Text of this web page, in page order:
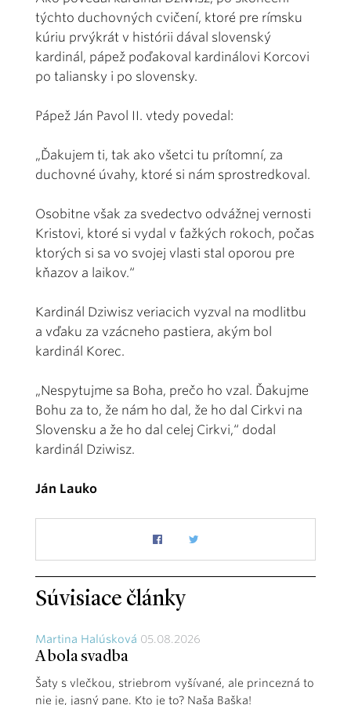
týchto duchovných cvičení, ktoré pre rímsku
kúriu prvýkrát v histórii dával slovenský
kardinál, pápež poďakoval kardinálovi Korcovi
po taliansky i po slovensky.
Pápež Ján Pavol II. vtedy povedal:
„Ďakujem ti, tak ako všetci tu prítomní, za
duchovné úvahy, ktoré si nám sprostredkoval.
Osobitne však za svedectvo odvážnej vernosti
Kristovi, ktoré si vydal v ťažkých rokoch, počas
ktorých si sa vo svojej vlasti stal oporou pre
kňazov a laikov.“
Kardinál Dziwisz veriacich vyzval na modlitbu
a vďaku za vzácneho pastiera, akým bol
kardinál Korec.
„Nespytujme sa Boha, prečo ho vzal. Ďakujme
Bohu za to, že nám ho dal, že ho dal Cirkvi na
Slovensku a že ho dal celej Cirkvi,“ dodal
kardinál Dziwisz.
Ján Lauko
Súvisiace články
Martina Halúsková 05.08.2026
A bola svadba
Šaty s vlečkou, striebrom vyšívané, ale princezná to
nie je, jasný pane. Kto je to? Naša Baška!